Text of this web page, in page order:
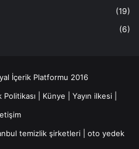
(19)
(6)
İçerik Platformu 2016
Politikası Künye Yayın ilkesi
temizlik şirketleri
oto yedek